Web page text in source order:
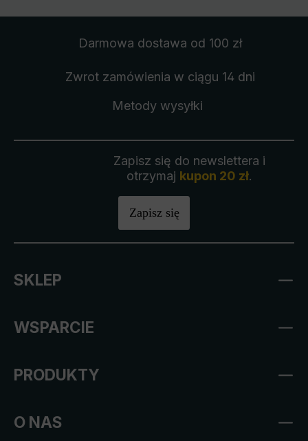
Darmowa dostawa od 100 zł
Zwrot zamówienia w ciągu 14 dni
Metody wysyłki
Zapisz się do newslettera i
otrzymaj kupon 20 zł.
Zapisz się
SKLEP
WSPARCIE
PRODUKTY
O NAS